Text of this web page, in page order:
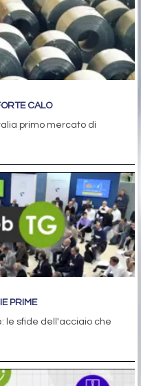
CALO
primo mercato di
PRIME
le sfide dell'acciaio che